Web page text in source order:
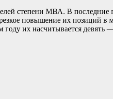
степени МВА. В последние
повышение их позиций в
их насчитывается девять